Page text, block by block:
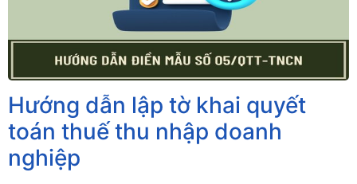
Hướng dẫn lập tờ khai quyết
toán thuế thu nhập doanh
nghiệp